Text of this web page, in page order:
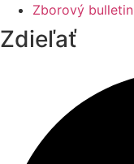
Zborový bulletin
Zdieľať